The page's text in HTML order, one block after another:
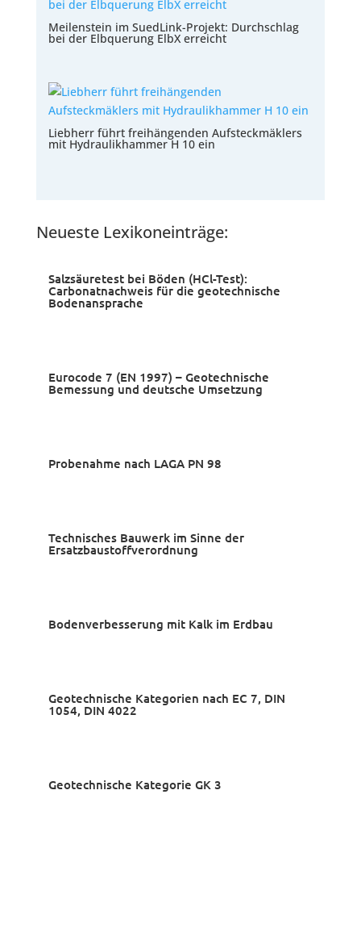
Meilenstein im SuedLink-Projekt: Durchschlag
bei der Elbquerung ElbX erreicht
Liebherr führt freihängenden Aufsteckmäklers
mit Hydraulikhammer H 10 ein
Neueste Lexikoneinträge:
Salzsäuretest bei Böden (HCl-Test):
Carbonatnachweis für die geotechnische
Bodenansprache
Eurocode 7 (EN 1997) – Geotechnische
Bemessung und deutsche Umsetzung
Probenahme nach LAGA PN 98
Technisches Bauwerk im Sinne der
Ersatzbaustoffverordnung
Bodenverbesserung mit Kalk im Erdbau
Geotechnische Kategorien nach EC 7, DIN
1054, DIN 4022
Geotechnische Kategorie GK 3